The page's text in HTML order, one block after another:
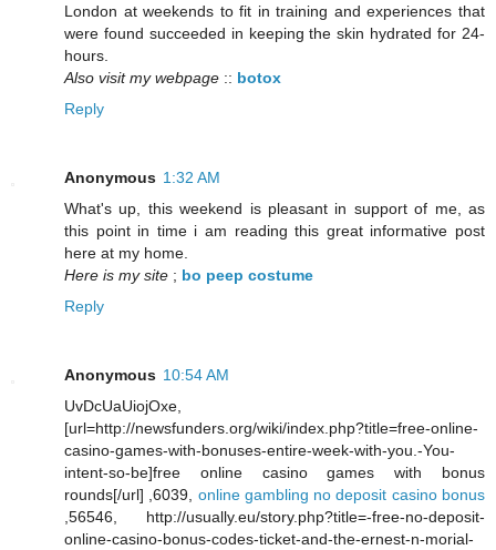
London at weekends to fit in training and experiences that
were found succeeded in keeping the skin hydrated for 24-
hours.
Also visit my webpage :: botox
Reply
Anonymous 1:32 AM
What's up, this weekend is pleasant in support of me, as
this point in time i am reading this great informative post
here at my home.
Here is my site ; bo peep costume
Reply
Anonymous 10:54 AM
UvDcUaUiojOxe,
[url=http://newsfunders.org/wiki/index.php?title=free-online-
casino-games-with-bonuses-entire-week-with-you.-You-
intent-so-be]free online casino games with bonus
rounds[/url] ,6039, online gambling no deposit casino bonus
,56546, http://usually.eu/story.php?title=-free-no-deposit-
online-casino-bonus-codes-ticket-and-the-ernest-n-morial-